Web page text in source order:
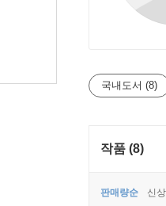
국내도서 (8)
작품 (8)
판매량순 신